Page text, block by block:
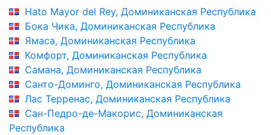
Hato Mayor del Rey, Доминиканская Республика
Бока Чика, Доминиканская Республика
Ямаса, Доминиканская Республика
Комфорт, Доминиканская Республика
Самана, Доминиканская Республика
Санто-Доминго, Доминиканская Республика
Лас Терренас, Доминиканская Республика
Сан-Педро-де-Макорис, Доминиканская
Республика